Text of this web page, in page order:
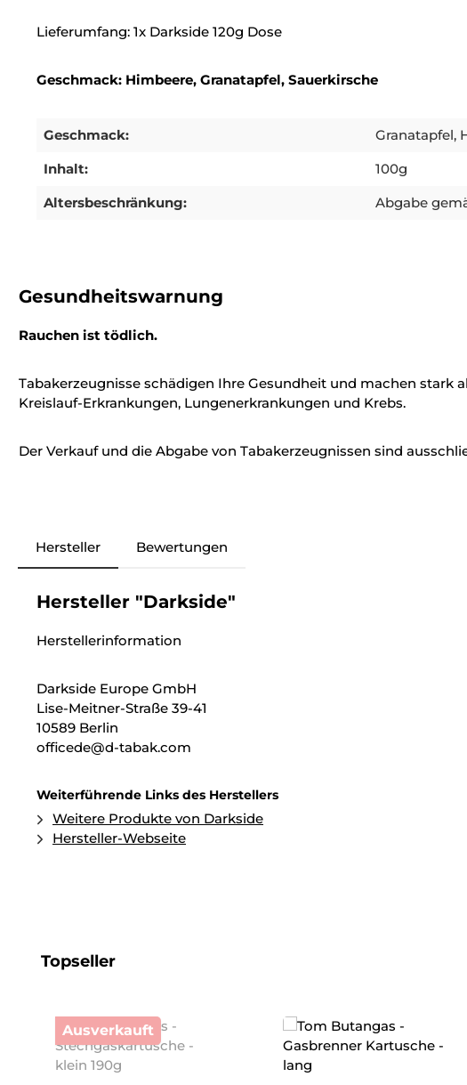
Lieferumfang: 1x Darkside 120g Dose
Geschmack: Himbeere, Granatapfel, Sauerkirsche
Geschmack:
Granatapfel,
Inhalt:
100g
Altersbeschränkung:
Abgabe
Gesundheitswarnung
Rauchen ist tödlich.
Tabakerzeugnisse schädigen Ihre Gesundheit und machen stark
Kreislauf-Erkrankungen, Lungenerkrankungen und Krebs.
Der Verkauf und die Abgabe von Tabakerzeugnissen sind
Hersteller Bewertungen
Hersteller "Darkside"
Herstellerinformation
Darkside Europe GmbH
Lise-Meitner-Straße 39-41
10589 Berlin
officede@d-tabak.com
Weiterführende Links des Herstellers
Weitere Produkte von Darkside
Hersteller-Webseite
Produktgalerie überspringen
Topseller
Ausverkauft